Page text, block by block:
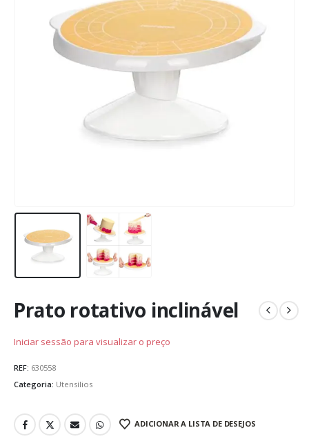
Prato rotativo inclinável
Iniciar sessão para visualizar o preço
REF: 630558
Categoria: Utensílios
ADICIONAR A LISTA DE DESEJOS